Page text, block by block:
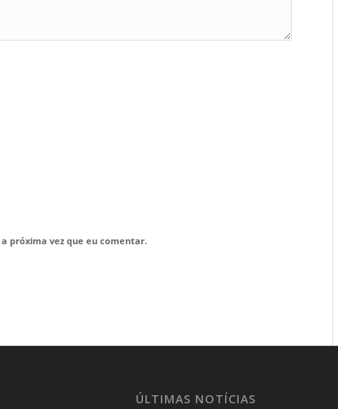
próxima vez que eu comentar.
ÚLTIMAS NOTÍCIAS